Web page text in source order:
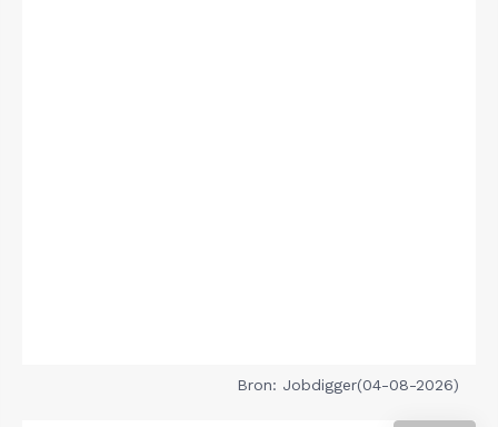
Bron: Jobdigger(04-08-2026)